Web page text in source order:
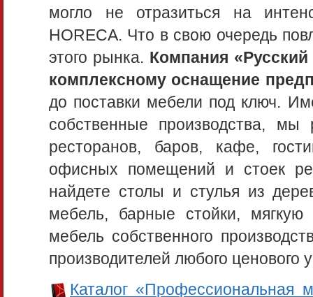
могло не отразиться на
HORECA. Что в свою очередь
этого рынка. Компания
комплексному оснащение
до поставки мебели под ключ.
собственные производства,
ресторанов, баров, кафе,
офисных помещений и стоек
найдете столы и стулья из
мебель, барные стойки,
мебель собственного
производителей любого ценового
Каталог «Профессиональная